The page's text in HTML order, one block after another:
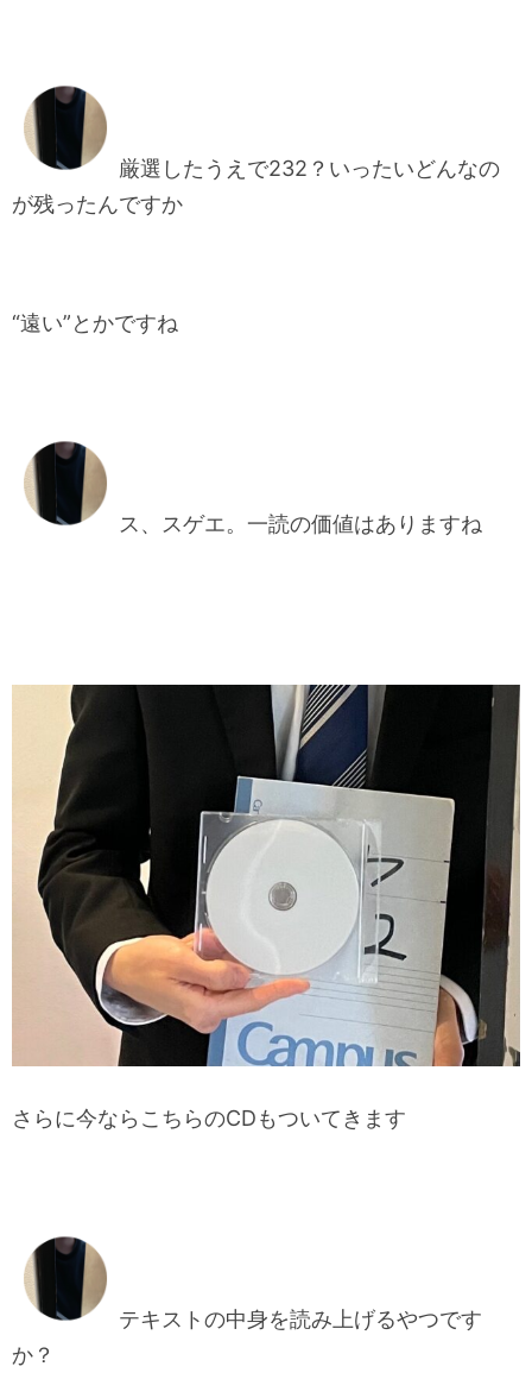
厳選したうえで232？いったいどんなの
が残ったんですか
“遠い”とかですね
ス、スゲエ。一読の価値はありますね
さらに今ならこちらのCDもついてきます
テキストの中身を読み上げるやつです
か？